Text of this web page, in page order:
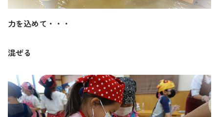
力を込めて・・・
混ぜる